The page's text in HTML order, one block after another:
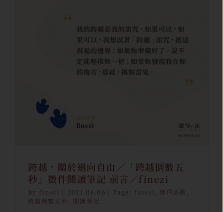
跨越，關於邁向自由／「跨越倒
數五秒」徵件閱讀筆記 前言／
finezi
跨越，關於邁向自由／「跨越倒數五
秒」徵件閱讀筆記 前言／finezi
By finezi 2021.06.06 Tags: finezi 徵件活動
跨越倒數五秒
閱讀筆記